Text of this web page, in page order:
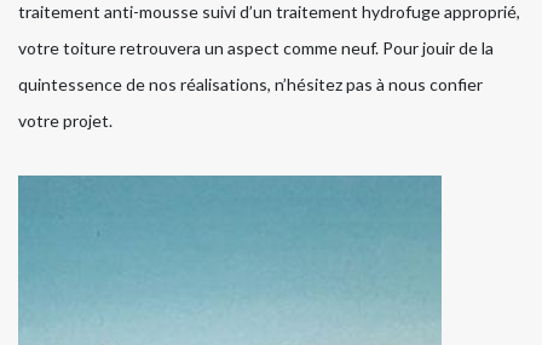
traitement anti-mousse suivi d’un traitement hydrofuge approprié,
votre toiture retrouvera un aspect comme neuf. Pour jouir de la
quintessence de nos réalisations, n’hésitez pas à nous confier
votre projet.